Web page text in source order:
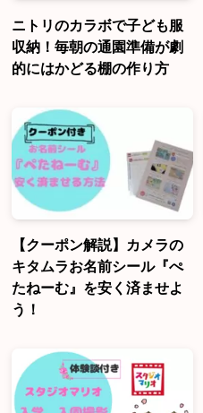
ニトリのカラボで子ども服
収納！毎朝の通園準備が劇
的にはかどる棚の作り方
【クーポン解説】カメラの
キタムラお名前シール『ぺ
たねーむ』を安く済ませよ
う！